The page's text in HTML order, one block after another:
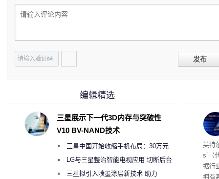
发布
256
英特
s”（
据行
拥有
编辑精选
三星展示下一代3D内存与突破性
V10 BV-NAND技术
三星中国开始收缩手机布局：30万元
月销售额不达标门店 将被逐步清退
LG与三星整治智能电视应用 切断后台
偷偷共享带宽的违规行为
三星拟引入喷墨涂层新技术 助力